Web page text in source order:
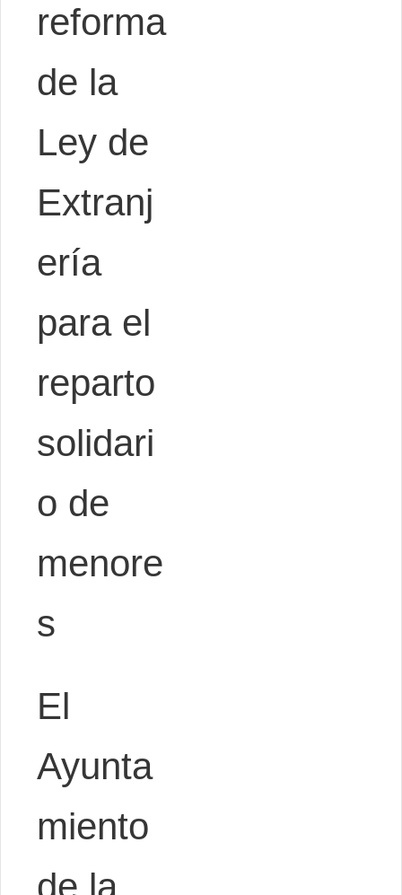
reforma
de la
Ley de
Extranj
ería
para el
reparto
solidari
o de
menore
s
El
Ayunta
miento
de la